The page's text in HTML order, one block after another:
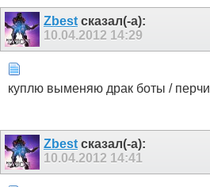
Zbest сказал(-а):
10.04.2012 14:29
куплю выменяю драк боты / перчи
Zbest сказал(-а):
10.04.2012 14:41